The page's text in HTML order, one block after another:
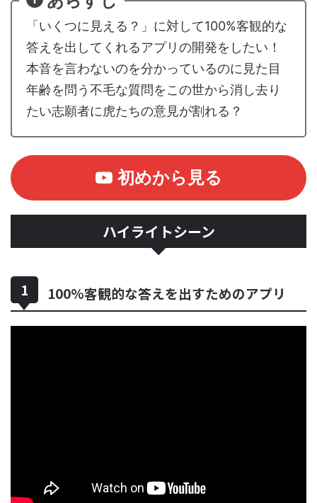
「いくつに見える？」に対して100%客観的な
答えを出してくれるアプリの開発をしたい！
本音を言わないのを分かっているのに見た目
年齢を問う不毛な質問をこの世から消し去り
たい志願者に虎たちの意見が割れる？
初めから見る
ハイライトシーン
100%客観的な答えを出すためのアプリ